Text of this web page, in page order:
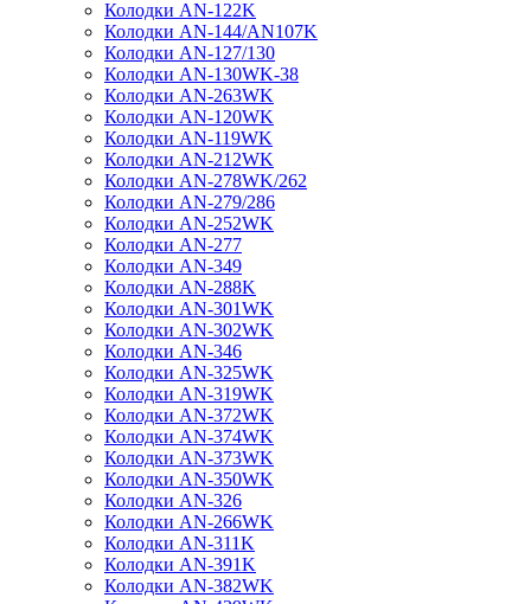
Колодки AN-122K
Колодки AN-144/AN107K
Колодки AN-127/130
Колодки AN-130WK-38
Колодки AN-263WK
Колодки AN-120WK
Колодки AN-119WK
Колодки AN-212WK
Колодки AN-278WK/262
Колодки AN-279/286
Колодки AN-252WK
Колодки AN-277
Колодки AN-349
Колодки AN-288K
Колодки AN-301WK
Колодки AN-302WK
Колодки AN-346
Колодки AN-325WK
Колодки AN-319WK
Колодки AN-372WK
Колодки AN-374WK
Колодки AN-373WK
Колодки AN-350WK
Колодки AN-326
Колодки AN-266WK
Колодки AN-311K
Колодки AN-391K
Колодки AN-382WK